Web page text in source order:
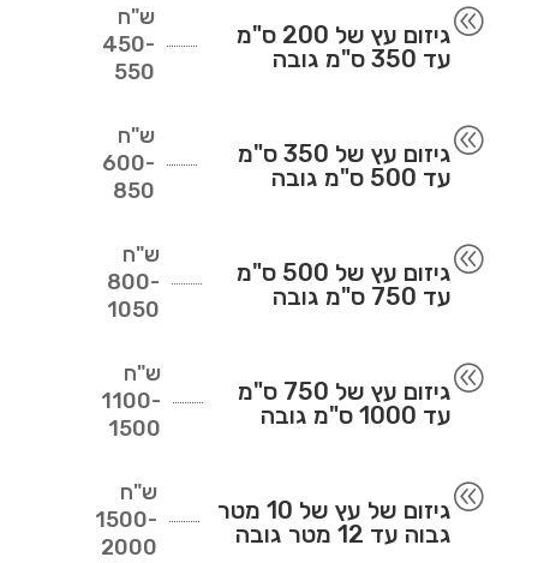
@
גיזום עץ של 200 ס"מ
עד 350 ס"מ גובה
ש"ח
450-
550
@
גיזום עץ של 350 ס"מ
עד 500 ס"מ גובה
ש"ח
600-
850
@
גיזום עץ של 500 ס"מ
עד 750 ס"מ גובה
ש"ח
800-
1050
@
גיזום עץ של 750 ס"מ
עד 1000 ס"מ גובה
ש"ח
1100-
1500
@
גיזום של עץ של 10 מטר
גבוה עד 12 מטר גובה
ש"ח
1500-
2000